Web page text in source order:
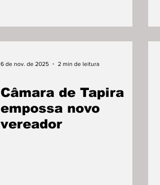
6 de nov. de 2025 2 min de leitura
Câmara de Tapira
empossa novo
vereador